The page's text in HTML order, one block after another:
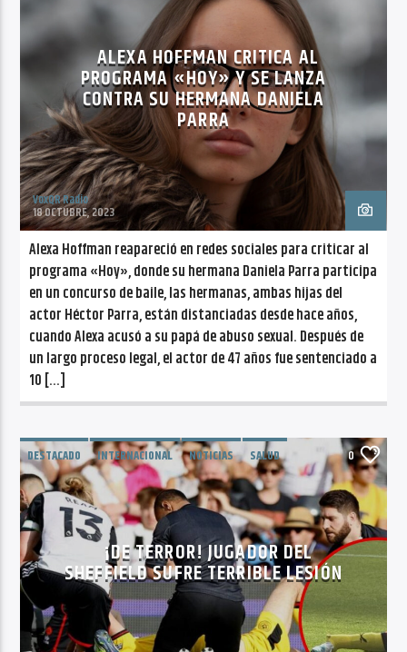
NO TITLES AVAILABLE
Radio VoxQR
TENDENCIAS
ALEXA HOFFMAN CRITICA AL
PROGRAMA «HOY» Y SE LANZA
CONTRA SU HERMANA DANIELA
PARRA
VoxQR Radio
18 OCTUBRE, 2023
Alexa Hoffman reapareció en redes sociales para criticar al
programa «Hoy», donde su hermana Daniela Parra participa
en un concurso de baile, las hermanas, ambas hijas del
actor Héctor Parra, están distanciadas desde hace años,
cuando Alexa acusó a su papá de abuso sexual. Después de
un largo proceso legal, el actor de 47 años fue sentenciado a
10 […]
DESTACADO INTERNACIONAL NOTICIAS
SALUD
TENDENCIAS
0
¡DE TERROR! JUGADOR DEL
SHEFFIELD SUFRE TERRIBLE LESIÓN